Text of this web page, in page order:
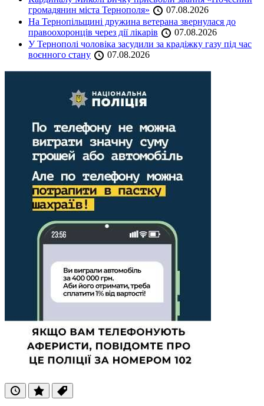
громадянин міста Тернополя»
07.08.2026
На Тернопільщині дружина ветерана звернулася до
правоохоронців через дії лікарів
07.08.2026
У Тернополі чоловіка засудили за крадіжку газу під час
воєнного стану
07.08.2026
ОстанніПопулярні
Теги